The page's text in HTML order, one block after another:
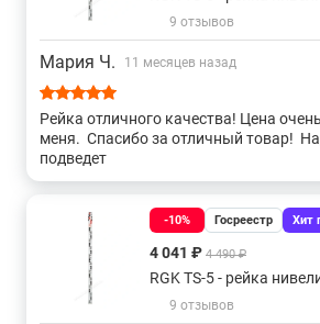
9 отзывов
Мария Ч. 11 месяцев назад
Рейка отличного качества! Цена
меня. Спасибо за отличный товар!
подведет
-10% Госреестр Хит
4 041 ₽ 4 490 ₽
RGK TS-5 - рейка
9 отзывов